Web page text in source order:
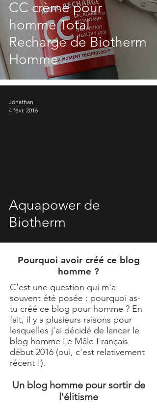
CC crème pour
homme Total
Recharge de Biotherm
Homme
Aquapower de
Biotherm
Jonathan
4 févr. 2016
Pourquoi avoir créé ce blog
homme ?
C'est une question qui m'a
souvent été posée : pourquoi as-
tu créé ce blog pour homme ? En
fait, il y a plusieurs raisons pour
lesquelles j'ai décidé de lancer le
blog homme Le Mâle Français
début 2016 (oui, c'est relativement
récent !).
Un blog homme pour sortir de
l'élitisme